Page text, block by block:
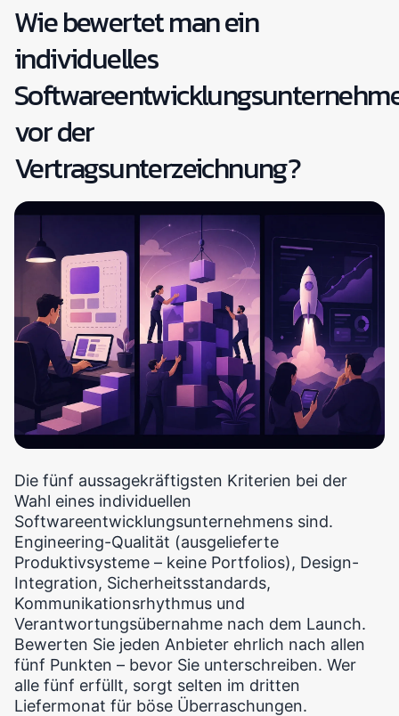
Wie bewertet man ein
individuelles
vor der
Vertragsunterzeichnung?
Die fünf aussagekräftigsten Kriterien bei der
Wahl eines individuellen
Softwareentwicklungsunternehmens sind.
Engineering-Qualität (ausgelieferte
Produktivsysteme – keine Portfolios), Design-
Integration, Sicherheitsstandards,
Kommunikationsrhythmus und
Verantwortungsübernahme nach dem Launch.
Bewerten Sie jeden Anbieter ehrlich nach allen
fünf Punkten – bevor Sie unterschreiben. Wer
alle fünf erfüllt, sorgt selten im dritten
Liefermonat für böse Überraschungen.